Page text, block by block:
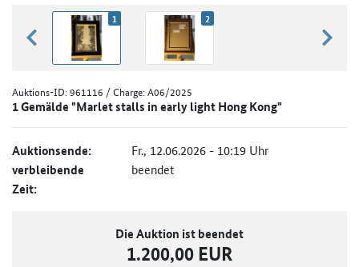
zurück blättern
1 2
Auktions-ID:961116 / Charge: A06/2025
1 Gemälde "Marlet stalls in early light Hong Kong"
Auktionsende: Fr., 12.06.2026 - 10:19 Uhr
verbleibende
Zeit:
beendet
Die Auktion ist beendet
1.200,00 EUR